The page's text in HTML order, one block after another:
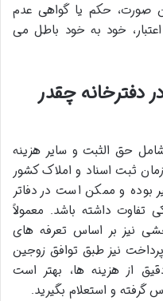
صورت، حکم یا گواهی عدم
خود به خود باطل می
دفترخانه چقدر
حق الثبت و سایر هزینه
ثبت اسناد و املاک کشور
بوده و ممکن است در دفاتر
تفاوت داشته باشد. معمولاً
نیز بر اساس تعرفه های
نیز طبق توافق زوجین
از هزینه ها، بهتر است
گرفته و استعلام بگیرید.